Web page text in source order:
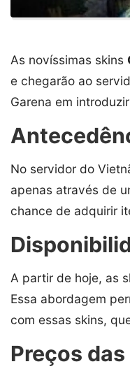
As novíssimas skins
e chegarão ao
Garena em
No servidor do
apenas através de
chance de adquirir
A partir de hoje, as
Essa abordagem
com essas skins,
Preços